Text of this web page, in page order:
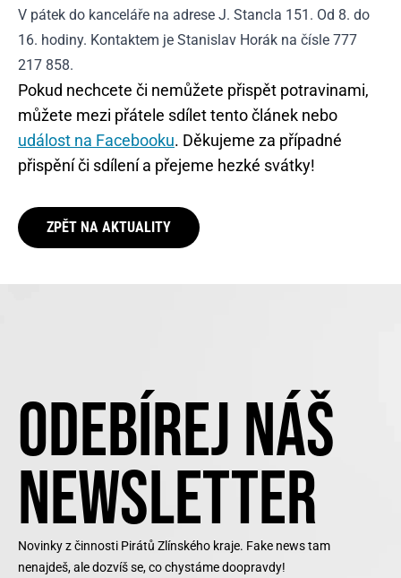
V pátek do kanceláře na adrese J. Stancla 151. Od 8. do
16. hodiny. Kontaktem je Stanislav Horák na čísle 777
217 858.
Pokud nechcete či nemůžete přispět potravinami,
můžete mezi přátele sdílet tento článek nebo
událost na Facebooku. Děkujeme za případné
přispění či sdílení a přejeme hezké svátky!
ZPĚT NA AKTUALITY
ODEBÍREJ NÁŠ
NEWSLETTER
Novinky z činnosti Pirátů Zlínského kraje. Fake news tam
nenajdeš, ale dozvíš se, co chystáme doopravdy!